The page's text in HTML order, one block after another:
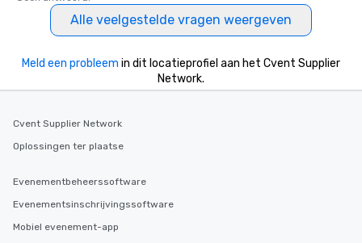
Alle veelgestelde vragen weergeven
Meld een probleem in dit locatieprofiel aan het Cvent Supplier
Network.
Cvent Supplier Network
Oplossingen ter plaatse
Evenementbeheerssoftware
Evenementsinschrijvingssoftware
Mobiel evenement-app